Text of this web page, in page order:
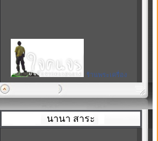
เพิ่มบารมี|สร้างลิงค์ของโปรไฟล์ในแบบที่
เป็นตัวคุณเอง
นานา สาระ